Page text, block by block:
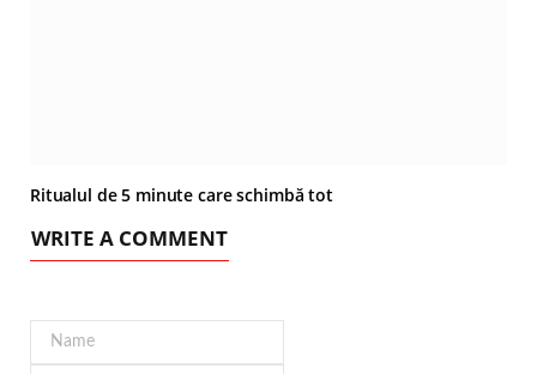
Ritualul de 5 minute care schimbă tot
WRITE A COMMENT